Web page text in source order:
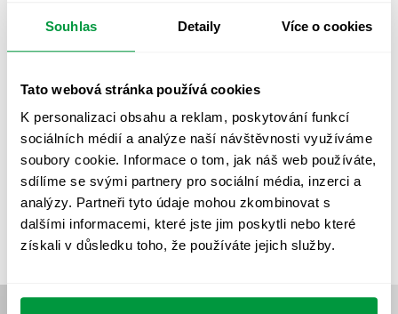
Souhlas Detaily Více o cookies
Tato webová stránka používá cookies
K personalizaci obsahu a reklam, poskytování funkcí
sociálních médií a analýze naší návštěvnosti využíváme
soubory cookie. Informace o tom, jak náš web používáte,
sdílíme se svými partnery pro sociální média, inzerci a
analýzy. Partneři tyto údaje mohou zkombinovat s
dalšími informacemi, které jste jim poskytli nebo které
získali v důsledku toho, že používáte jejich služby.
VÝPOČET OSVĚTLENÍ VÝPOČET ZASTÍNĚNÍ
VÝPOČTY A NÁVRHY
ZKOUŠKY NOUZOVÉHO OSVĚTLENÍ